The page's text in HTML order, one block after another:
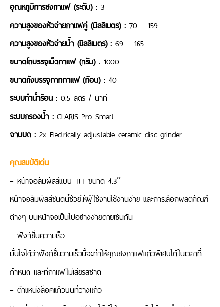
อุณหภูมิการชงกาแฟ (ระดับ) : 3
ความสูงของหัวจ่ายกาแฟคู่ (มิลลิเมตร) : 70 – 159
ความสูงของหัวจ่ายน้ำ (มิลลิเมตร) : 69 – 165
ขนาดโถบรรจุเม็ดกาแฟ (กรัม) : 1000
ขนาดถังบรรจุกากกาแฟ (ก้อน) : 40
ระบบทำน้ำร้อน : 0.5 ลิตร / นาที
ระบบกรองน้ำ : CLARIS Pro Smart
จานบด : 2x Electrically adjustable ceramic disc grinder
คุณสมบัติเด่น
– หน้าจอสัมผัสสีแบบ TFT ขนาด 4.3″
หน้าจอสัมผัสสีชนิดนี้ช่วยให้ผู้ใช้งานใช้งานง่าย และการเลือกผลิตภัณฑ์
ต่างๆ บนหน้าจอเป็นไปอย่างง่ายดายเช่นกัน
– ฟังก์ชั่นความเร็ว
มั่นใจได้ว่าฟังก์ชั่นวามเร็วนี้จะทำให้คุณชงกาแฟแก้วพิเศษได้ในเวลาที่
กำหนด และที่กาแฟไม่เสียรสชาติ
– ตำแหน่งล็อคแก้วบนที่วางแก้ว